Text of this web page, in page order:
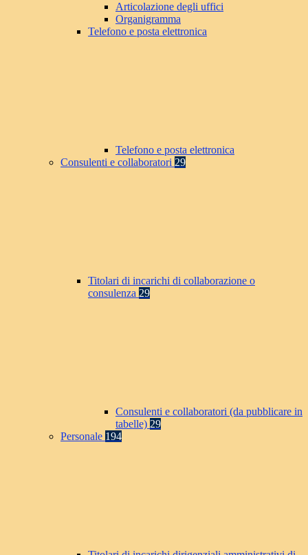
Articolazione degli uffici
Organigramma
Telefono e posta elettronica
Telefono e posta elettronica
Consulenti e collaboratori 29
Titolari di incarichi di collaborazione o
consulenza 29
Consulenti e collaboratori (da pubblicare in
tabelle) 29
Personale 194